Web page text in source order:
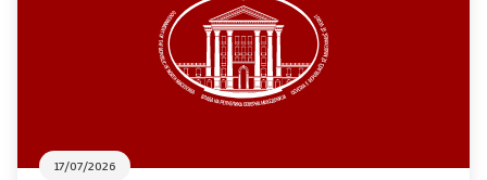
Основање на здружение
17/07/2026